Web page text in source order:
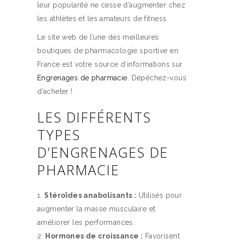
leur popularité ne cesse d’augmenter chez
les athlètes et les amateurs de fitness.
Le site web de l’une des meilleures
boutiques de pharmacologie sportive en
France est votre source d’informations sur
Engrenages de pharmacie . Dépêchez-vous
d’acheter !
LES DIFFÉRENTS
TYPES
D’ENGRENAGES DE
PHARMACIE
Stéroïdes anabolisants : Utilisés pour
augmenter la masse musculaire et
améliorer les performances.
Hormones de croissance : Favorisent